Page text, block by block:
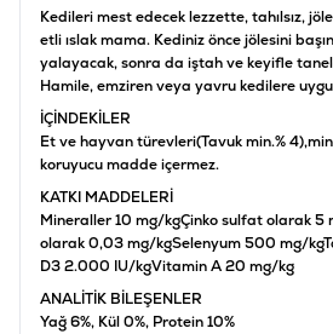
Kedileri mest edecek lezzette, tahılsız,
etli ıslak mama. Kediniz önce jölesini
yalayacak, sonra da iştah ve keyifle
Hamile, emziren veya yavru kedilere
İÇİNDEKİLER
Et ve hayvan türevleri(Tavuk min.%
koruyucu madde içermez.
KATKI MADDELERİ
Mineraller 10 mg/kgÇinko sulfat olarak
olarak 0,03 mg/kgSelenyum 500 mg/
D3 2.000 IU/kgVitamin A 20 mg/kg
ANALİTİK BİLEŞENLER
Yağ 6%, Kül 0%, Protein 10%